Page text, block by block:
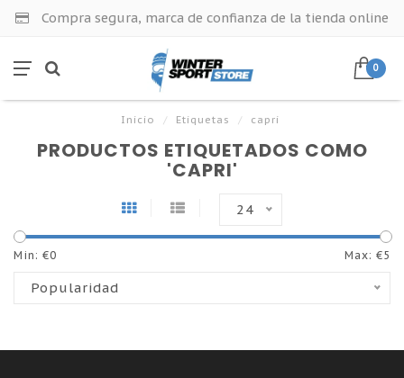
Compra segura, marca de confianza de la tienda online
0
Inicio / Etiquetas / capri
PRODUCTOS ETIQUETADOS COMO
'CAPRI'
24
Min: €0 Max: €5
Popularidad